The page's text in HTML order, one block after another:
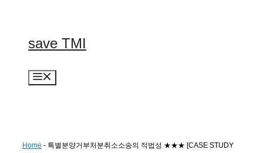
save TMI
Home - 특별분양거부처분취소소송의 적법성 ★★★ [CASE STUDY